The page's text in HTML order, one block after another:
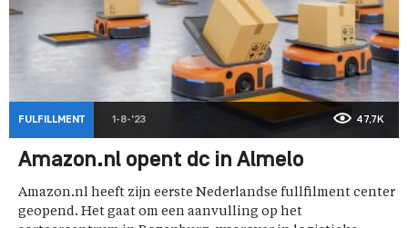
FULFILLMENT 1-8-'23 47,7K
Amazon.nl opent dc in Almelo
Amazon.nl heeft zijn eerste Nederlandse fullfilment center
geopend. Het gaat om een aanvulling op het